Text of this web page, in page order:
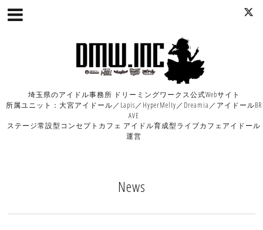
埼玉県のアイドル事務所 ドリーミングワークス公式Webサイト
所属ユニット：大宮アイドール／Lapis／HyperMelty／Dreamia／アイドールBR
AVE
ステージ常設型コンセプトカフェ アイドル育成型ライブカフェアイドール
運営
News